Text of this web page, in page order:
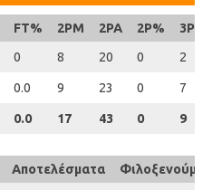
FT% 2PM 2PA 2P%
3PM
0 8 20 0 2
0.0 9 23 0 7
0.0 17 43 0 9
Αποτελέσματα